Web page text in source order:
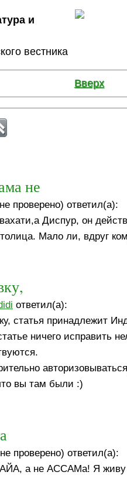
и
вестника
Вверх
не
проверено) ответил(а):
Диспур, он
Мало ли, вдруг
ответил(а):
статья принадлежит
ничего исправить
вы там были :)
проверено) ответил(а):
а не АССАМа! Я живу